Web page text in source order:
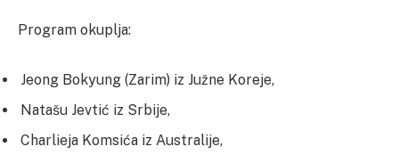
Program okuplja:
Jeong Bokyung (Zarim) iz Južne Koreje,
Natašu Jevtić iz Srbije,
Charlieja Komsića iz Australije,